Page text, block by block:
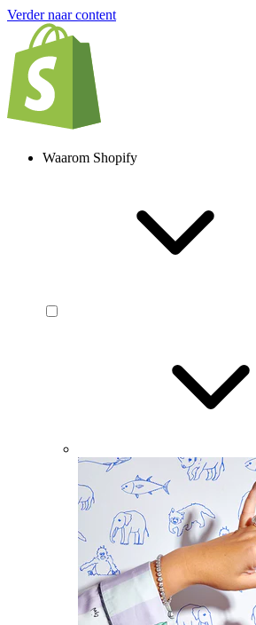
Verder naar content
Waarom Shopify